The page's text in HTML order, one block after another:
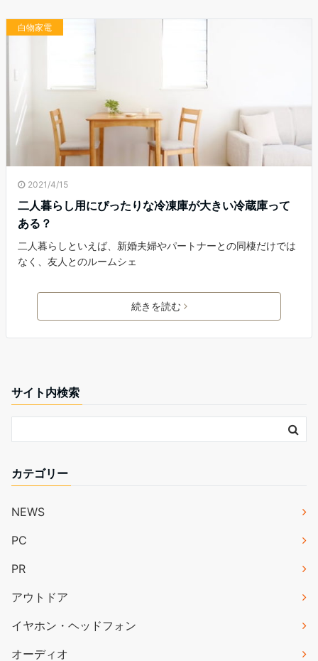
白物家電
2021/4/15
二人暮らし用にぴったりな冷凍庫が大きい冷蔵庫って
ある？
二人暮らしといえば、新婚夫婦やパートナーとの同棲だけでは
なく、友人とのルームシェ
続きを読む
サイト内検索
カテゴリー
NEWS
PC
PR
アウトドア
イヤホン・ヘッドフォン
オーディオ